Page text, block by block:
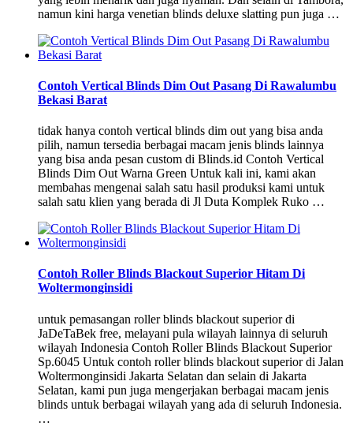
namun kini harga venetian blinds deluxe slatting pun juga …
Contoh Vertical Blinds Dim Out Pasang Di Rawalumbu
Bekasi Barat
tidak hanya contoh vertical blinds dim out yang bisa anda
pilih, namun tersedia berbagai macam jenis blinds lainnya
yang bisa anda pesan custom di Blinds.id Contoh Vertical
Blinds Dim Out Warna Green Untuk kali ini, kami akan
membahas mengenai salah satu hasil produksi kami untuk
salah satu klien yang berada di Jl Duta Komplek Ruko …
Contoh Roller Blinds Blackout Superior Hitam Di
Woltermonginsidi
untuk pemasangan roller blinds blackout superior di
JaDeTaBek free, melayani pula wilayah lainnya di seluruh
wilayah Indonesia Contoh Roller Blinds Blackout Superior
Sp.6045 Untuk contoh roller blinds blackout superior di Jalan
Woltermonginsidi Jakarta Selatan dan selain di Jakarta
Selatan, kami pun juga mengerjakan berbagai macam jenis
blinds untuk berbagai wilayah yang ada di seluruh Indonesia.
…